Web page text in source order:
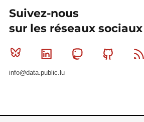
Suivez-nous
sur les réseaux sociaux
Bluesky Linkedin MastodonGithub
info@data.public.lu